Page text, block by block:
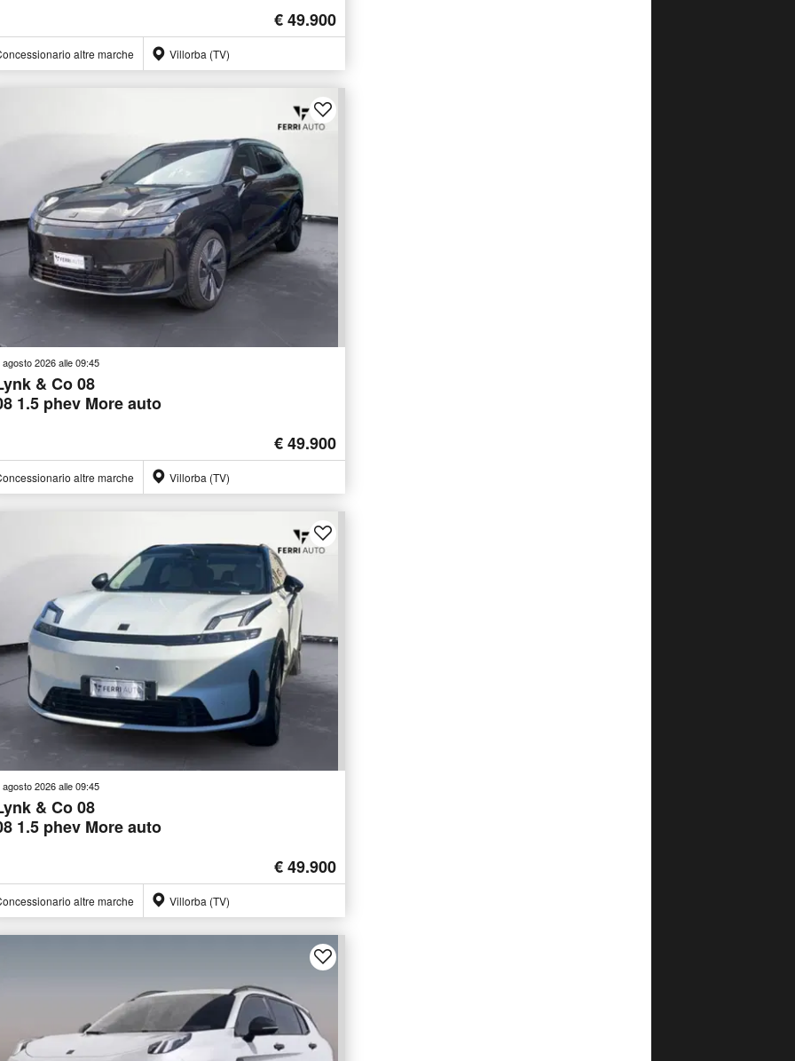
€ 49.900
altre marche Villorba (TV)
agosto 2026 alle 09:45
& Co 08
1.5 phev More auto
€ 49.900
altre marche Villorba (TV)
agosto 2026 alle 09:45
& Co 08
1.5 phev More auto
€ 49.900
altre marche Villorba (TV)